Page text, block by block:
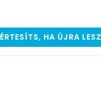
ÉRTESÍTS, HA ÚJRA LESZ